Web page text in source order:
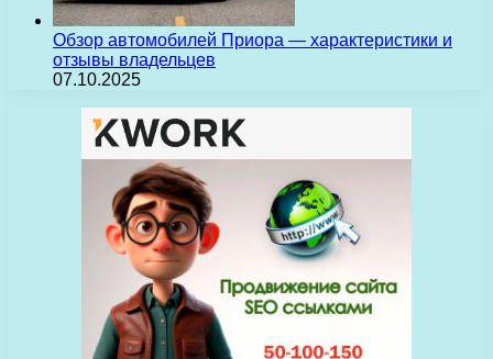
Обзор автомобилей Приора — характеристики и
отзывы владельцев
07.10.2025